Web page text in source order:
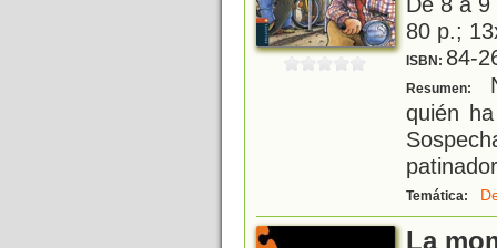
80 p.;
ISBN: 84-
Resumen:
quién
Temática:
La